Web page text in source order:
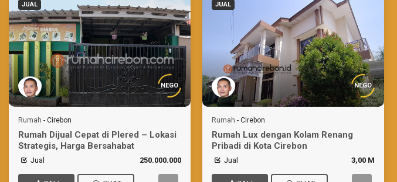
JUAL
NEGO
Rumah - Cirebon
Rumah Dijual Cepat di Plered – Lokasi
Strategis, Harga Bersahabat
Jual 250.000.000
JUAL
NEGO
Rumah - Cirebon
Rumah Lux dengan Kolam Renang
Pribadi di Kota Cirebon
Jual 3,00 M